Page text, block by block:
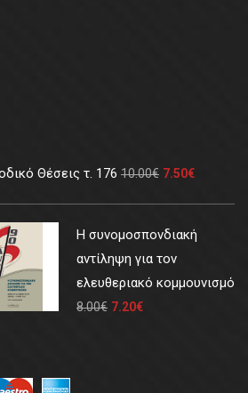
Θέσεις τ. 176 10.00€ 7.50€
Η συνομοσπονδιακή
αντίληψη για τον
ελευθεριακό κομμουνισμό
8.00€ 7.20€